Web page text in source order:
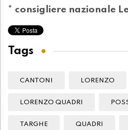
* consigliere nazionale
Tags
CANTONI LORENZO
LORENZO QUADRI
TARGHE QUADRI